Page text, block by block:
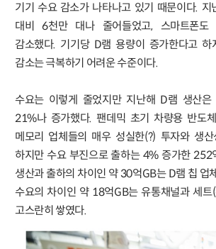
기기 수요 감소가 나타나고 있기 때문이다. 지
대비 6천만 대나 줄어들었고, 스마트폰
감소했다. 기기당 D램 용량이 증가한다고
감소는 극복하기 어려운 수준이다.
수요는 이렇게 줄었지만 지난해 D램 생산은
21%나 증가했다. 팬데믹 초기 차량용 반도
메모리 업체들의 매우 성실한(?) 투자와 생
하지만 수요 부진으로 출하는 4% 증가한 252
생산과 출하의 차이인 약 30억GB는 D램 칩 업
수요의 차이인 약 18억GB는 유통채널과 세트
고스란히 쌓였다.